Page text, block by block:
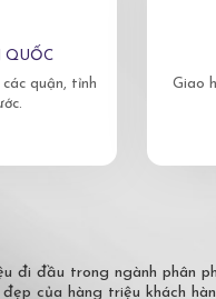
QUỐC
quận, tỉnh
Giao
đi đầu trong ngành phân
đẹp của hàng triệu khách